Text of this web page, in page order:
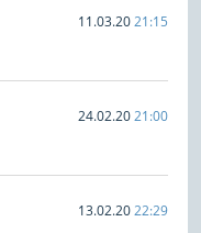
11.03.2021:15
24.02.2021:00
13.02.2022:29